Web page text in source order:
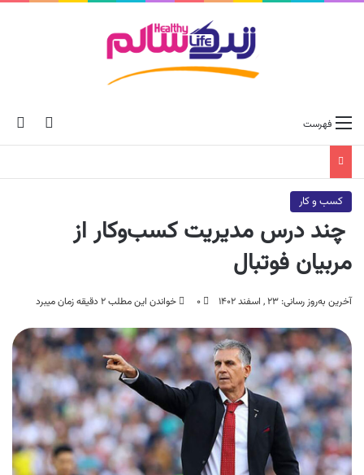
skin فهرست
کسب و کار
چند درس مدیریت کسب‌وکار از
مربیان فوتبال
آخرین به‌روز رسانی: ۲۳ , اسفند ۱۴۰۲ ۰ خواندن این مطلب ۲ دقیقه زمان میبرد